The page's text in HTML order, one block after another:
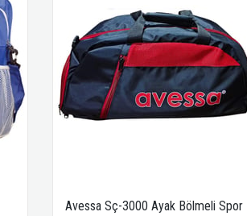
Avessa Sç-3000 Ayak Bölmeli Spor